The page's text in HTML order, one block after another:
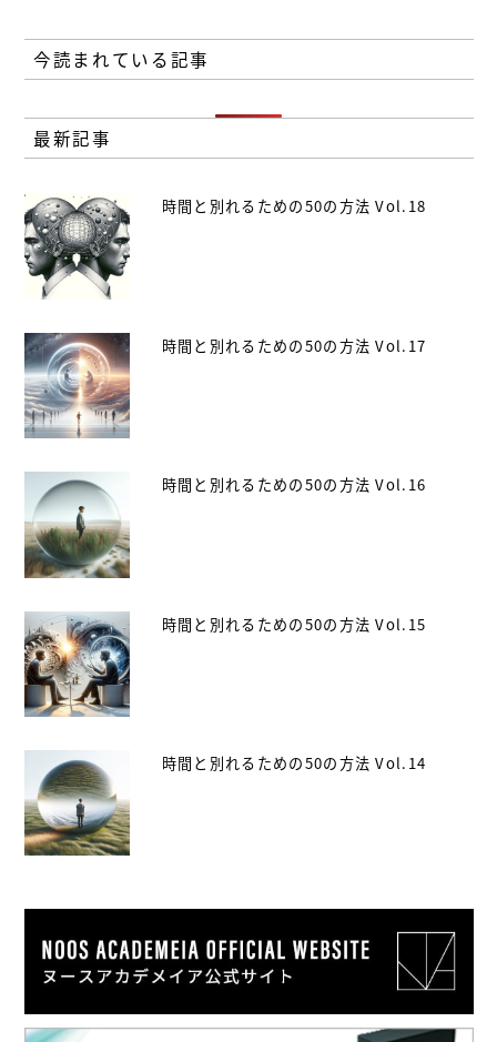
今読まれている記事
最新記事
時間と別れるための50の方法 Vol.18
時間と別れるための50の方法 Vol.17
時間と別れるための50の方法 Vol.16
時間と別れるための50の方法 Vol.15
時間と別れるための50の方法 Vol.14